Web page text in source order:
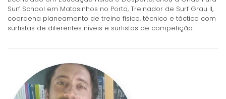
Surf School em Matosinhos no Porto, Treinador de Surf Grau II,
coordena planeamento de treino físico, técnico e táctico com
surfistas de diferentes níveis e surfistas de competição.